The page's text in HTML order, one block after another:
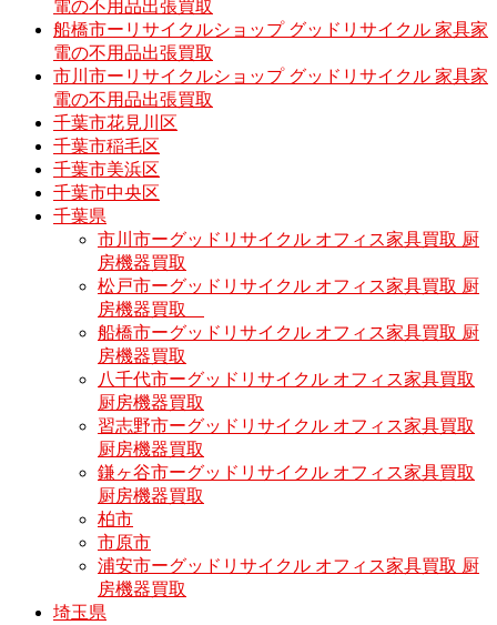
電の不用品出張買取
船橋市ーリサイクルショップ グッドリサイクル 家具家
電の不用品出張買取
市川市ーリサイクルショップ グッドリサイクル 家具家
電の不用品出張買取
千葉市花見川区
千葉市稲毛区
千葉市美浜区
千葉市中央区
千葉県
市川市ーグッドリサイクル オフィス家具買取 厨
房機器買取
松戸市ーグッドリサイクル オフィス家具買取 厨
房機器買取
船橋市ーグッドリサイクル オフィス家具買取 厨
房機器買取
八千代市ーグッドリサイクル オフィス家具買取
厨房機器買取
習志野市ーグッドリサイクル オフィス家具買取
厨房機器買取
鎌ヶ谷市ーグッドリサイクル オフィス家具買取
厨房機器買取
柏市
市原市
浦安市ーグッドリサイクル オフィス家具買取 厨
房機器買取
埼玉県